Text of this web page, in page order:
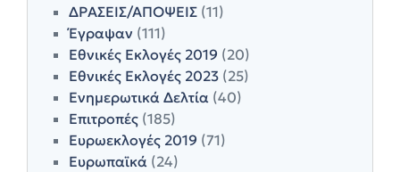
ΔΡΑΣΕΙΣ/ΑΠΟΨΕΙΣ (11)
Έγραψαν (111)
Εθνικές Εκλογές 2019 (20)
Εθνικές Εκλογές 2023 (25)
Ενημερωτικά Δελτία (40)
Επιτροπές (185)
Ευρωεκλογές 2019 (71)
Ευρωπαϊκά (24)